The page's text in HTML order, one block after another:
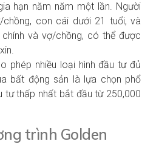
hạn năm năm một lần. Người
con cái dưới 21 tuổi, và
và vợ/chồng, có thể được
phép nhiều loại hình đầu tư đủ
bất động sản là lựa chọn phổ
tư thấp nhất bắt đầu từ 250,000
trình Golden